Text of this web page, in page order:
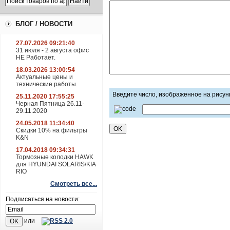
БЛОГ / НОВОСТИ
27.07.2026 09:21:40
31 июля - 2 августа офис
НЕ Работает.
18.03.2026 13:00:54
Актуальные цены и
технические работы.
25.11.2020 17:55:25
Черная Пятница 26.11-
29.11.2020
24.05.2018 11:34:40
Скидки 10% на фильтры
K&N
17.04.2018 09:34:31
Тормозные колодки HAWK
для HYUNDAI SOLARIS/KIA
RIO
Смотреть все...
Подписаться на новости:
или
Введите число, изображенное на